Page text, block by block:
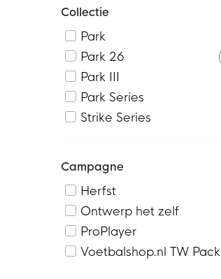
Collectie
Park
Park 26
Park III
Park Series
Strike Series
Campagne
Herfst
Ontwerp het zelf
ProPlayer
Voetbalshop.nl TW Pack